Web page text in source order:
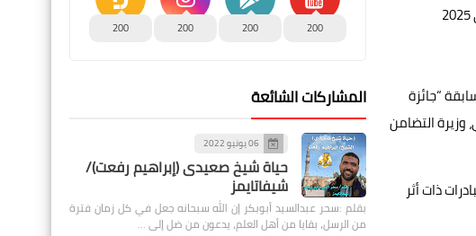
“جائزة
وزيرة التضامن
ذات أثر
200
200
200
200
المشاركات الشائعة
06 يونيو 2022
حياة شيخ صعيدى (إبراهيم رفعت)/
شيفاتايمز
بقلم :سحر عبدالسيد أبوبكر إن الله سبحانه جعل في كل زمان فترة
من الرسل، بقايا من أهل العلم، يدعون من ضل إلى …